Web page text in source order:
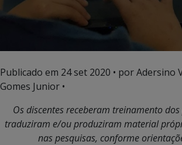
Publicado em 24 set 2020 • por Adersino
Gomes Junior •
Os discentes receberam treinamento
traduziram e/ou produziram material
nas pesquisas, conforme